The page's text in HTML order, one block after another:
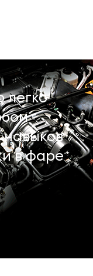
легко
навыков
в фаре